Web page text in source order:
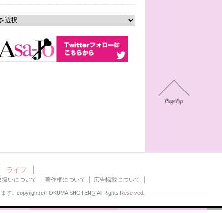
ライフ
いについて 著作権について 広告掲載について
す。 copyright(c)TOKUMA SHOTEN@All Rights Reserved.